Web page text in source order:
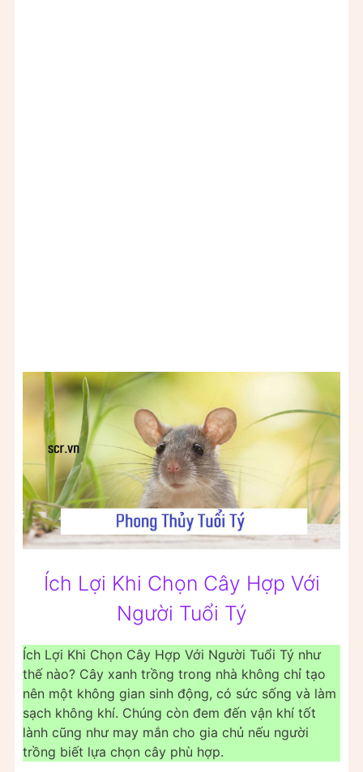
Ích Lợi Khi Chọn Cây Hợp Với
Người Tuổi Tý
Ích Lợi Khi Chọn Cây Hợp Với Người Tuổi Tý như
thế nào? Cây xanh trồng trong nhà không chỉ tạo
nên một không gian sinh động, có sức sống và làm
sạch không khí. Chúng còn đem đến vận khí tốt
lành cũng như may mắn cho gia chủ nếu người
trồng biết lựa chọn cây phù hợp.